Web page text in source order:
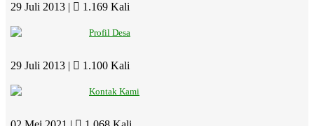
29 Juli 2013 | 1.169 Kali
Profil Desa
29 Juli 2013 | 1.100 Kali
Kontak Kami